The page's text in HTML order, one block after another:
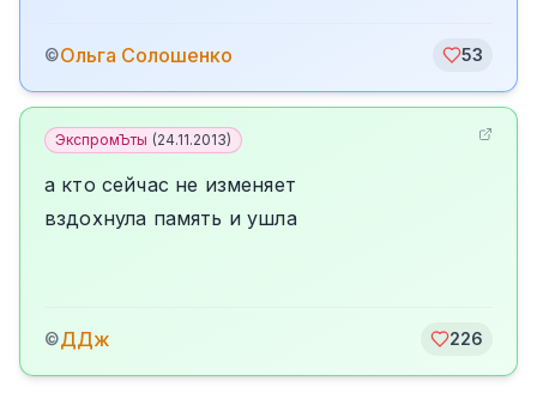
©Ольга Солошенко 53
ЭкспромЪты (24.11.2013)
а кто сейчас не изменяет
вздохнула память и ушла
©ДДж 226